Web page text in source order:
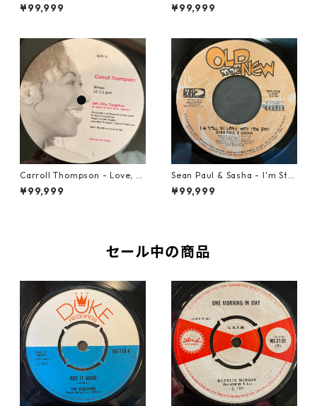
【7-21919】
¥99,999
nics - Walk Away From Love
【7-21989】
¥99,999
Carroll Thompson - Love, N
eed And Want You【12-2198
3】
¥99,999
Sean Paul & Sasha - I'm Still
In Love With You Boy【7-218
78】
¥99,999
セール中の商品